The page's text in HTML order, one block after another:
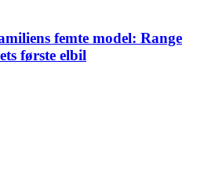
femte model: Range
første elbil